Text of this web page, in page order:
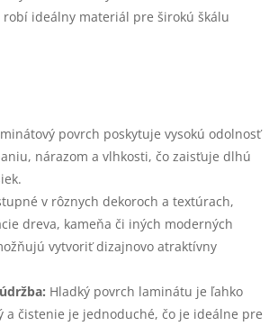
ideálny materiál pre širokú škálu
povrch poskytuje vysokú odolnosť
nárazom a vlhkosti, čo zaisťuje dlhú
v rôznych dekoroch a textúrach,
dreva, kameňa či iných moderných
vytvoriť dizajnovo atraktívny
Hladký povrch laminátu je ľahko
a čistenie je jednoduché, čo je ideálne pre